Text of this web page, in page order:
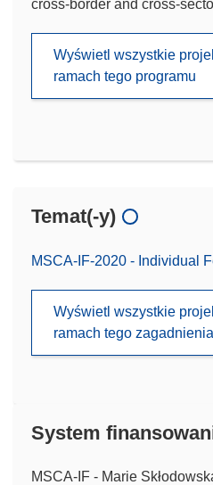
cross-border and cross-
Wyświetl wszystkie
ramach tego programu
Temat(-y)
MSCA-IF-2020 - Individual
Wyświetl wszystkie
ramach tego zagadnienia
System
MSCA-IF - Marie